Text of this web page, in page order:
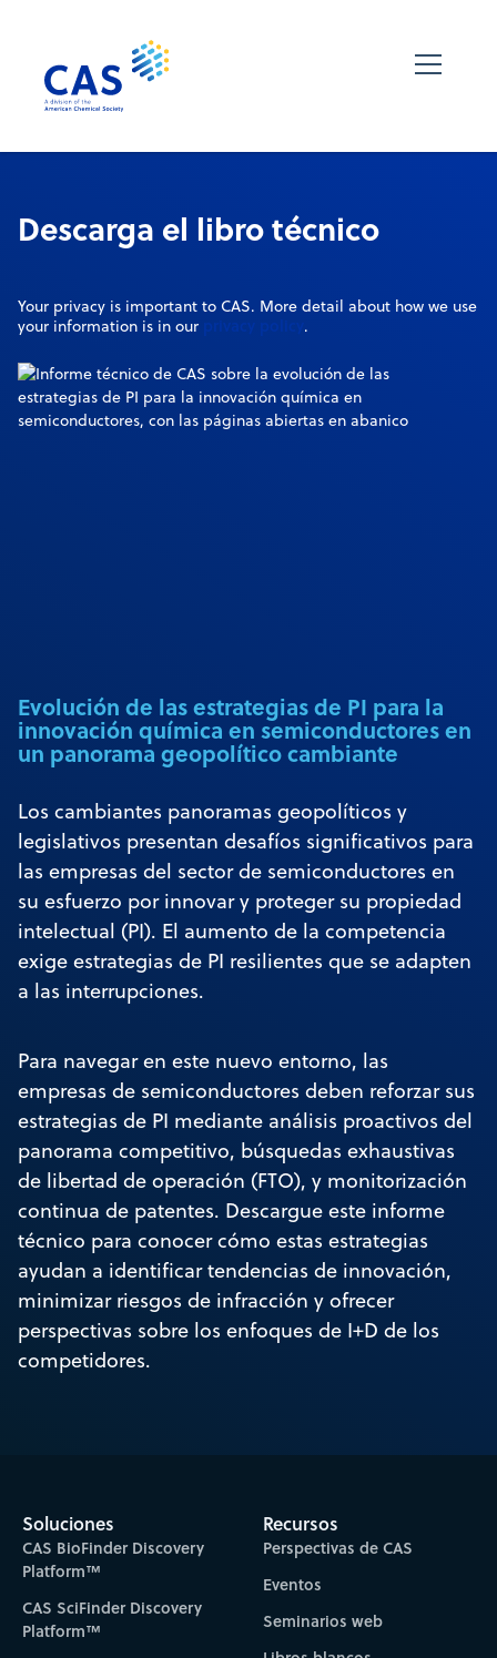
Descarga el libro técnico
Your privacy is important to CAS. More detail about how we use
your information is in our privacy policy .
Evolución de las estrategias de PI para la
innovación química en semiconductores en
un panorama geopolítico cambiante
Los cambiantes panoramas geopolíticos y
legislativos presentan desafíos significativos para
las empresas del sector de semiconductores en
su esfuerzo por innovar y proteger su propiedad
intelectual (PI). El aumento de la competencia
exige estrategias de PI resilientes que se adapten
a las interrupciones.
Para navegar en este nuevo entorno, las
empresas de semiconductores deben reforzar sus
estrategias de PI mediante análisis proactivos del
panorama competitivo, búsquedas exhaustivas
de libertad de operación (FTO), y monitorización
continua de patentes. Descargue este informe
técnico para conocer cómo estas estrategias
ayudan a identificar tendencias de innovación,
minimizar riesgos de infracción y ofrecer
perspectivas sobre los enfoques de I+D de los
competidores.
Soluciones
CAS BioFinder Discovery
Platform™
CAS SciFinder Discovery
Platform™
Recursos
Perspectivas de CAS
Eventos
Seminarios web